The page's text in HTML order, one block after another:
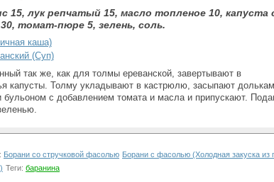
15, лук репчатый 15, масло топленое 10, капуста
30, томат-пюре 5, зелень, соль.
каша)
(Суп)
так же, как для толмы ереванской, завертывают в
капусты. Толму укладывают в кастрюлю, засыпают
бульоном с добавлением томата и масла и припускают.
Борани со стручковой фасолью Борани с фасолью (Холодная закуска из
Теги: баранина